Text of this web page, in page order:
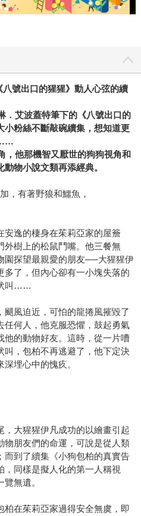
號出口的猩猩》動人心弦的續
．艾波蓋特筆下的《八號出口的
小粉絲不斷敲碗續集，想知道更
……
，他那機智又厭世的狗狗視角和
物小說文類再添經典。
，有著野狼和鱷魚，
安逸的棲身在茱莉亞家的屋簷
外樹上的松鼠鬥嘴。他三餐無
園探望最親愛的朋友──大猩猩伊
多了，但內心卻有一小塊失落的
叫……
風迫近，可怕的龍捲風摧毀了
任何人，他克服恐懼，鼓起勇氣
他的動物好友。這時，從一片嘈
叫，包柏不再逃避了，他下定決
埋心中的愧疚。
大猩猩伊凡成功的以繪畫引起
物朋友們的命運，可說是從人類
而到了續集《小狗包柏的真實告
，同樣是擬人化的第一人稱視
無遺。
在茱莉亞家過得安全無虞，即